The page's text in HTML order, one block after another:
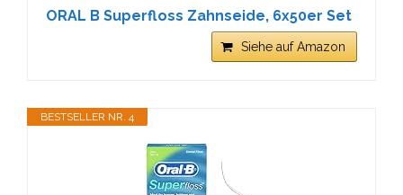
ORAL B Superfloss Zahnseide, 6x50er Set
Siehe auf Amazon
BESTSELLER NR. 4